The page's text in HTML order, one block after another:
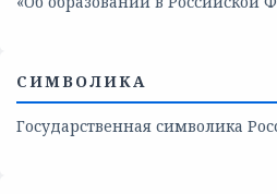
СИМВОЛИКА
Государственная символика